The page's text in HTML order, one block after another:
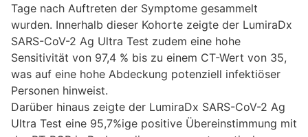
Tage nach Auftreten der Symptome gesammelt
wurden. Innerhalb dieser Kohorte zeigte der LumiraDx
SARS-CoV-2 Ag Ultra Test zudem eine hohe
Sensitivität von 97,4 % bis zu einem CT-Wert von 35,
was auf eine hohe Abdeckung potenziell infektiöser
Personen hinweist.
Darüber hinaus zeigte der LumiraDx SARS-CoV-2 Ag
Ultra Test eine 95,7%ige positive Übereinstimmung mit